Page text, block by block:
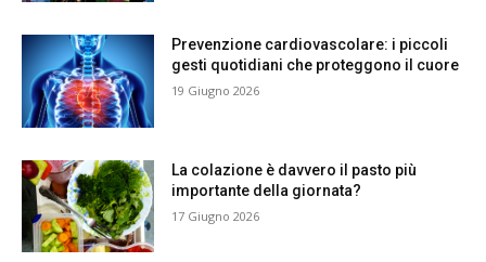
Prevenzione cardiovascolare: i piccoli
gesti quotidiani che proteggono il cuore
19 Giugno 2026
La colazione è davvero il pasto più
importante della giornata?
17 Giugno 2026